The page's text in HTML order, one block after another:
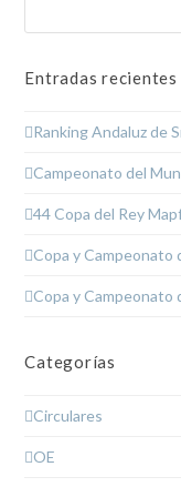
Entradas recientes
Ranking Andaluz de
Campeonato del
44 Copa del Rey
Copa y Campeonato
Copa y Campeonato
Categorías
Circulares
OE